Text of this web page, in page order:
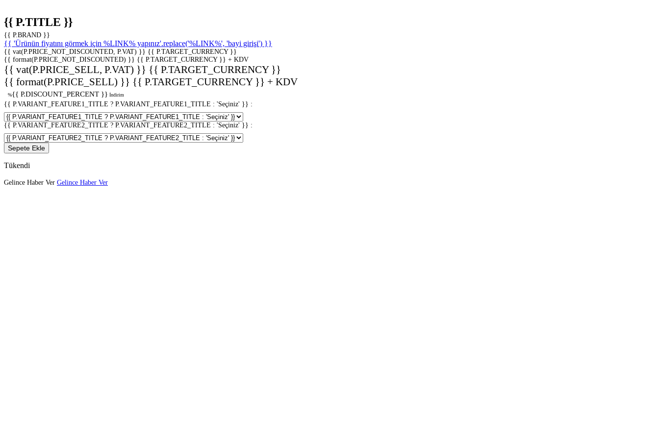
{{ P.TITLE }}
{{ P.BRAND }}
{{ 'Ürünün fiyatını görmek için %LINK% yapınız'.replace('%LINK%', 'bayi girişi') }}
{{ vat(P.PRICE_NOT_DISCOUNTED, P.VAT) }} {{ P.TARGET_CURRENCY }}
{{ format(P.PRICE_NOT_DISCOUNTED) }} {{ P.TARGET_CURRENCY }} + KDV
{{ vat(P.PRICE_SELL, P.VAT) }} {{ P.TARGET_CURRENCY }}
{{ format(P.PRICE_SELL) }} {{ P.TARGET_CURRENCY }} + KDV
%{{ P.DISCOUNT_PERCENT }} İndirim
{{ P.VARIANT_FEATURE1_TITLE ? P.VARIANT_FEATURE1_TITLE : 'Seçiniz' }} :
{{ P.VARIANT_FEATURE2_TITLE ? P.VARIANT_FEATURE2_TITLE : 'Seçiniz' }} :
Sepete Ekle
Tükendi
Gelince Haber Ver Gelince Haber Ver